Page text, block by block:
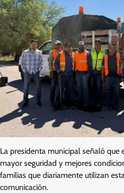
La presidenta municipal señaló que
mayor seguridad y mejores
familias que diariamente utilizan
comunicación.